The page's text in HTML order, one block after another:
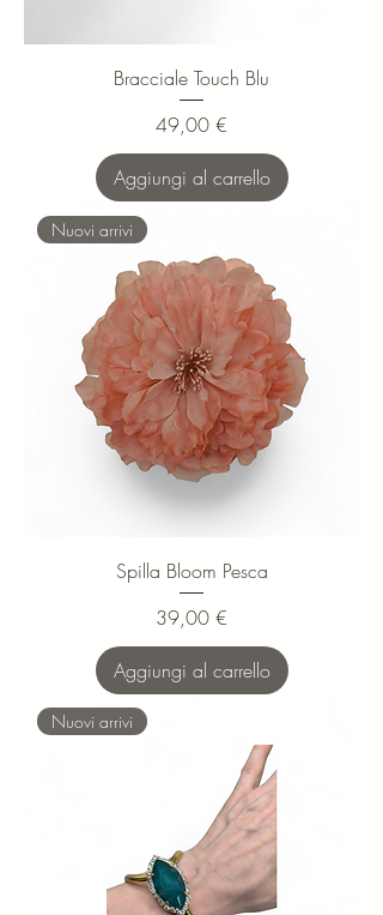
Bracciale Touch Blu
Prezzo
49,00 €
Aggiungi al carrello
Nuovi arrivi
Spilla Bloom Pesca
Prezzo
39,00 €
Aggiungi al carrello
Nuovi arrivi